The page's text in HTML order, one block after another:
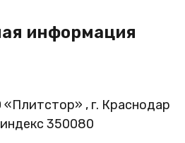
информация
, г. Краснодар
350080